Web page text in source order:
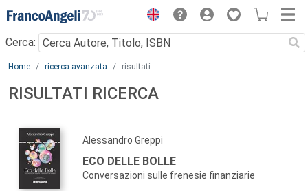
Menu
Cerca:
Main content
Home ricerca avanzata risultati
RISULTATI RICERCA
Alessandro Greppi
ECO DELLE BOLLE
Conversazioni sulle frenesie finanziarie